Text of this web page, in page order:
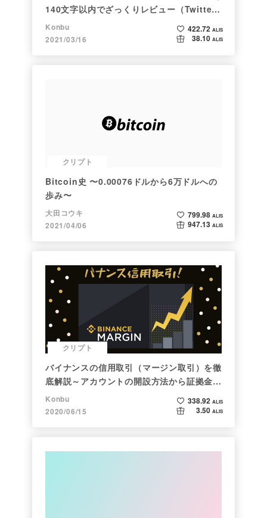
140文字以内でざっくりレビュー（Twitter
向け情報まとめ）
Konbu
2021/03/16
422.72 ALIS
38.10 ALIS
クリプト
Bitcoin史 〜0.00076ドルから6万ドルへの
歩み〜
大田コウキ
2021/04/06
799.98 ALIS
947.13 ALIS
クリプト
バイナンスの信用取引（マージン取引）を徹
底解説～アカウントの開設方法から証拠金計
算例まで～
Konbu
2020/06/15
338.92 ALIS
3.50 ALIS